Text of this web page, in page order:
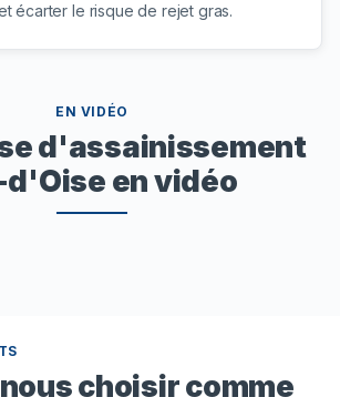
écarter le risque de rejet gras.
EN VIDÉO
d'assainissement
en vidéo
choisir comme